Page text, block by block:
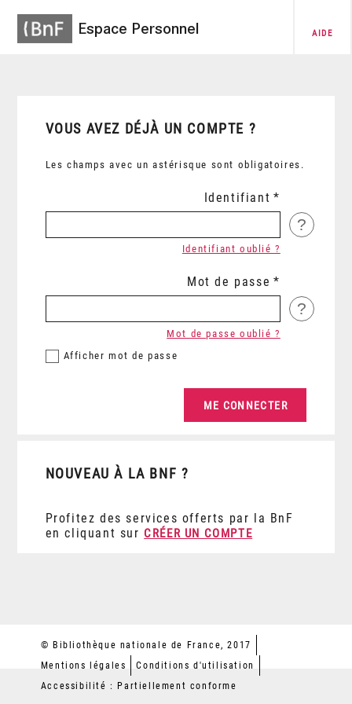
Espace Personnel AIDE
VOUS AVEZ DÉJÀ UN COMPTE ?
Les champs avec un astérisque sont obligatoires.
Identifiant
?
Identifiant oublié ?
Mot de passe
?
Afficher mot de passe
Mot de passe oublié ?
NOUVEAU À LA BNF ?
Profitez des services offerts par la BnF
en cliquant sur CRÉER UN COMPTE
© Bibliothèque nationale de France, 2017
Mentions légales
Conditions d'utilisation
Accessibilité : Partiellement conforme